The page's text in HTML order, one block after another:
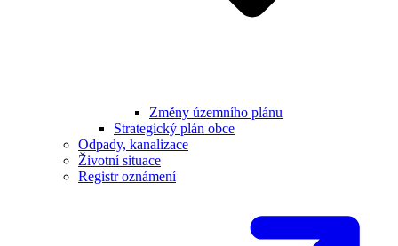
Změny územního plánu
Strategický plán obce
Odpady, kanalizace
Životní situace
Registr oznámení